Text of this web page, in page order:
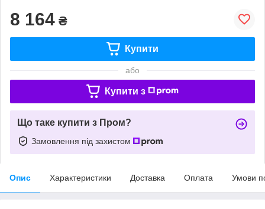
8 164 ₴
Купити
або
Купити з
Що таке купити з Пром?
Замовлення під захистом
Опис Характеристики Доставка Оплата Умови